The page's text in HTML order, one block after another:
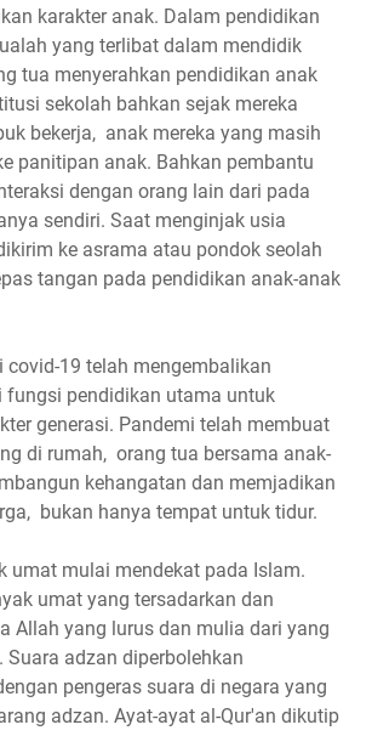
karakter anak. Dalam pendidikan
yang terlibat dalam mendidik
tua menyerahkan pendidikan anak
sekolah bahkan sejak mereka
bekerja, anak mereka yang masih
panitipan anak. Bahkan pembantu
dengan orang lain dari pada
sendiri. Saat menginjak usia
ke asrama atau pondok seolah
tangan pada pendidikan anak-anak
covid-19 telah mengembalikan
fungsi pendidikan utama untuk
generasi. Pandemi telah membuat
di rumah, orang tua bersama anak-
kehangatan dan memjadikan
bukan hanya tempat untuk tidur.
umat mulai mendekat pada Islam.
umat yang tersadarkan dan
Allah yang lurus dan mulia dari yang
Suara adzan diperbolehkan
pengeras suara di negara yang
adzan. Ayat-ayat al-Qur'an dikutip